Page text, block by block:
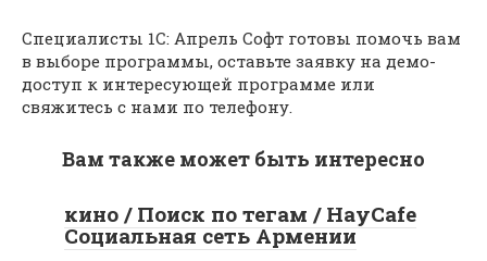
Специалисты 1С: Апрель Софт готовы помочь вам
в выборе программы, оставьте заявку на демо-
доступ к интересующей программе или
свяжитесь с нами по телефону.
Вам также может быть интересно
кино / Поиск по тегам / HayCafe
Социальная сеть Армении